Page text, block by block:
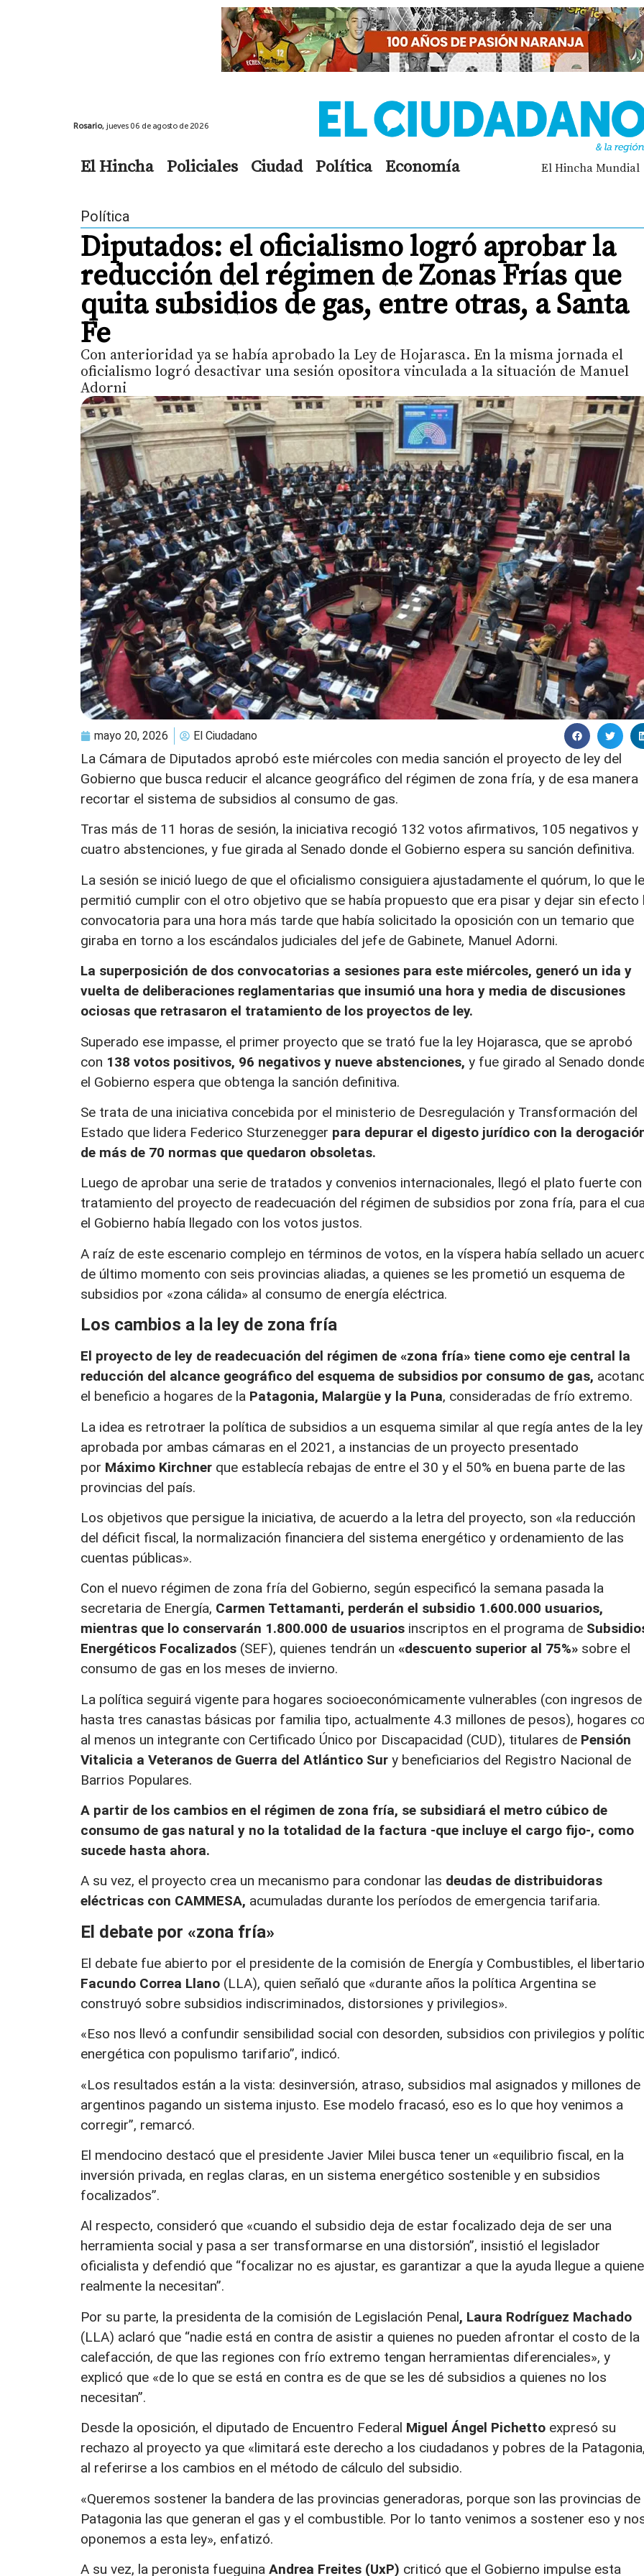
Rosario, jueves 06 de agosto de 2026
El Hincha Policiales Ciudad Política Economía El Hincha Mundial
Política
Diputados: el oficialismo logró aprobar la
reducción del régimen de Zonas Frías que
quita subsidios de gas, entre otras, a Santa
Fe
Con anterioridad ya se había aprobado la Ley de Hojarasca. En la misma jornada el
oficialismo logró desactivar una sesión opositora vinculada a la situación de Manuel
Adorni
mayo 20, 2026 El Ciudadano
La Cámara de Diputados aprobó este miércoles con media sanción el proyecto de ley del
Gobierno que busca reducir el alcance geográfico del régimen de zona fría, y de esa manera
recortar el sistema de subsidios al consumo de gas.
Tras más de 11 horas de sesión, la iniciativa recogió 132 votos afirmativos, 105 negativos y
cuatro abstenciones, y fue girada al Senado donde el Gobierno espera su sanción definitiva.
La sesión se inició luego de que el oficialismo consiguiera ajustadamente el quórum, lo que le
permitió cumplir con el otro objetivo que se había propuesto que era pisar y dejar sin efecto
convocatoria para una hora más tarde que había solicitado la oposición con un temario que
giraba en torno a los escándalos judiciales del jefe de Gabinete, Manuel Adorni.
La superposición de dos convocatorias a sesiones para este miércoles, generó un ida y
vuelta de deliberaciones reglamentarias que insumió una hora y media de discusiones
ociosas que retrasaron el tratamiento de los proyectos de ley.
Superado ese impasse, el primer proyecto que se trató fue la ley Hojarasca, que se aprobó
con 138 votos positivos, 96 negativos y nueve abstenciones, y fue girado al Senado
el Gobierno espera que obtenga la sanción definitiva.
Se trata de una iniciativa concebida por el ministerio de Desregulación y Transformación del
Estado que lidera Federico Sturzenegger para depurar el digesto jurídico con la
de más de 70 normas que quedaron obsoletas.
Luego de aprobar una serie de tratados y convenios internacionales, llegó el plato fuerte
tratamiento del proyecto de readecuación del régimen de subsidios por zona fría, para el
el Gobierno había llegado con los votos justos.
A raíz de este escenario complejo en términos de votos, en la víspera había sellado un
de último momento con seis provincias aliadas, a quienes se les prometió un esquema de
subsidios por «zona cálida» al consumo de energía eléctrica.
Los cambios a la ley de zona fría
El proyecto de ley de readecuación del régimen de «zona fría» tiene como eje central la
reducción del alcance geográfico del esquema de subsidios por consumo de gas,
el beneficio a hogares de la Patagonia, Malargüe y la Puna, consideradas de frío extremo.
La idea es retrotraer la política de subsidios a un esquema similar al que regía antes de la ley
aprobada por ambas cámaras en el 2021, a instancias de un proyecto presentado
por Máximo Kirchner que establecía rebajas de entre el 30 y el 50% en buena parte de las
provincias del país.
Los objetivos que persigue la iniciativa, de acuerdo a la letra del proyecto, son «la reducción
del déficit fiscal, la normalización financiera del sistema energético y ordenamiento de las
cuentas públicas».
Con el nuevo régimen de zona fría del Gobierno, según especificó la semana pasada la
secretaria de Energía, Carmen Tettamanti, perderán el subsidio 1.600.000 usuarios,
mientras que lo conservarán 1.800.000 de usuarios inscriptos en el programa de
Energéticos Focalizados (SEF), quienes tendrán un «descuento superior al 75%» sobre el
consumo de gas en los meses de invierno.
La política seguirá vigente para hogares socioeconómicamente vulnerables (con ingresos de
hasta tres canastas básicas por familia tipo, actualmente 4.3 millones de pesos), hogares
al menos un integrante con Certificado Único por Discapacidad (CUD), titulares de Pensión
Vitalicia a Veteranos de Guerra del Atlántico Sur y beneficiarios del Registro Nacional de
Barrios Populares.
A partir de los cambios en el régimen de zona fría, se subsidiará el metro cúbico de
consumo de gas natural y no la totalidad de la factura -que incluye el cargo fijo-, como
sucede hasta ahora.
A su vez, el proyecto crea un mecanismo para condonar las deudas de distribuidoras
eléctricas con CAMMESA, acumuladas durante los períodos de emergencia tarifaria.
El debate por «zona fría»
El debate fue abierto por el presidente de la comisión de Energía y Combustibles, el libertario
Facundo Correa Llano (LLA), quien señaló que «durante años la política Argentina se
construyó sobre subsidios indiscriminados, distorsiones y privilegios».
«Eso nos llevó a confundir sensibilidad social con desorden, subsidios con privilegios y
energética con populismo tarifario”, indicó.
«Los resultados están a la vista: desinversión, atraso, subsidios mal asignados y millones de
argentinos pagando un sistema injusto. Ese modelo fracasó, eso es lo que hoy venimos a
corregir”, remarcó.
El mendocino destacó que el presidente Javier Milei busca tener un «equilibrio fiscal, en la
inversión privada, en reglas claras, en un sistema energético sostenible y en subsidios
focalizados”.
Al respecto, consideró que «cuando el subsidio deja de estar focalizado deja de ser una
herramienta social y pasa a ser transformarse en una distorsión”, insistió el legislador
oficialista y defendió que “focalizar no es ajustar, es garantizar a que la ayuda llegue a
realmente la necesitan”.
Por su parte, la presidenta de la comisión de Legislación Penal, Laura Rodríguez Machado
(LLA) aclaró que “nadie está en contra de asistir a quienes no pueden afrontar el costo de la
calefacción, de que las regiones con frío extremo tengan herramientas diferenciales», y
explicó que «de lo que se está en contra es de que se les dé subsidios a quienes no los
necesitan”.
Desde la oposición, el diputado de Encuentro Federal Miguel Ángel Pichetto expresó su
rechazo al proyecto ya que «limitará este derecho a los ciudadanos y pobres de la
al referirse a los cambios en el método de cálculo del subsidio.
«Queremos sostener la bandera de las provincias generadoras, porque son las provincias de
Patagonia las que generan el gas y el combustible. Por lo tanto venimos a sostener eso y
oponemos a esta ley», enfatizó.
A su vez, la peronista fueguina Andrea Freites (UxP) criticó que el Gobierno impulse esta